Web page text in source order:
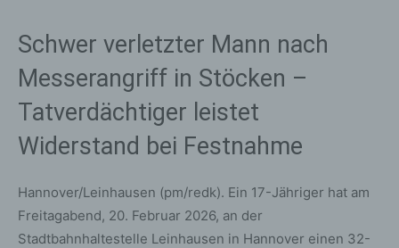
Schwer verletzter Mann nach
Messerangriff in Stöcken –
Tatverdächtiger leistet
Widerstand bei Festnahme
Hannover/Leinhausen (pm/redk). Ein 17-Jähriger hat am
Freitagabend, 20. Februar 2026, an der
Stadtbahnhaltestelle Leinhausen in Hannover einen 32-